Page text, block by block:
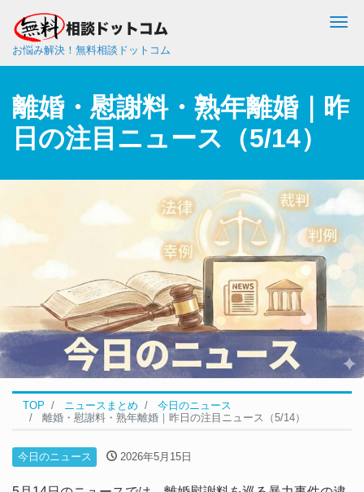
お悩み解決！無料相談ドットコム
離婚・慰謝料・熟年離婚｜昨
日の注目ニュース（5/14）
TOP ニュースまとめ
今日のニュース
離婚・慰謝料・熟年離婚｜昨日の注目ニュース（5/14）
今日のニュース 2026年5月15日